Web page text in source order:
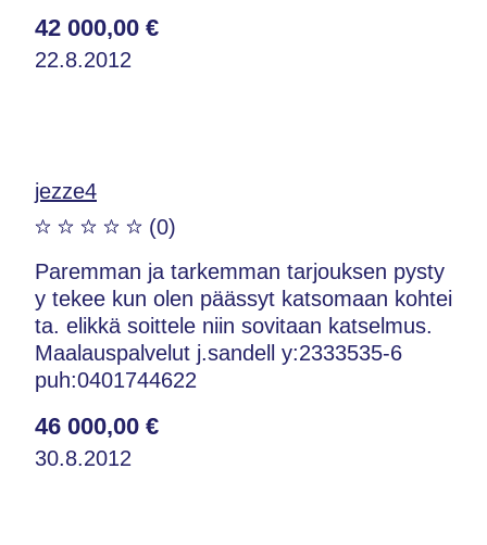
42 000,00 €
22.8.2012
jezze4
(0)
Paremman ja tarkemman tarjouksen pysty
y tekee kun olen päässyt katsomaan kohtei
ta. elikkä soittele niin sovitaan katselmus.
Maalauspalvelut j.sandell y:2333535-6
puh:0401744622
46 000,00 €
30.8.2012